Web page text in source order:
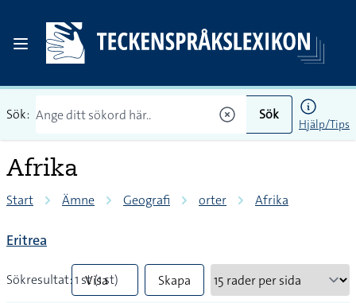
Sök: Sök
Hjälp/Tips
Afrika
Start Ämne Geografi orter Afrika
Eritrea
Sökresultat: 1 st (1 st)
Visa
Skapa